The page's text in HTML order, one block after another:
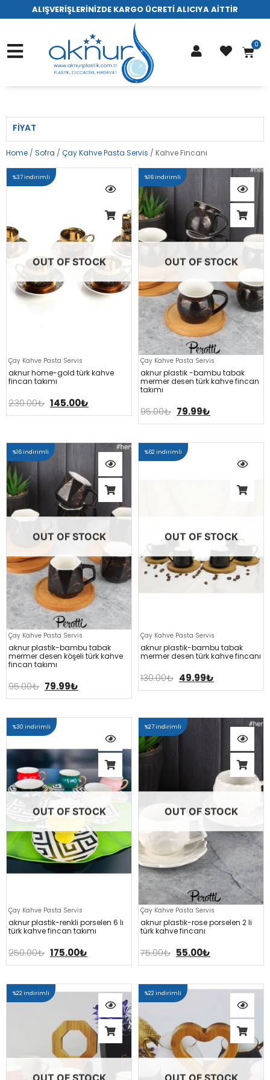
ALIŞVERİŞLERİNİZDE KARGO ÜCRETİ ALICIYA AİTTİR
FIYAT
Home / Sofra / Çay Kahve Pasta Servis / Kahve Fincanı
%37 indirimli
OUT OF STOCK
Çay Kahve Pasta Servis
aknur home-gold türk kahve
fi̇ncan takimi
230.00₺ 145.00₺
%16 indirimli
OUT OF STOCK
Çay Kahve Pasta Servis
aknur plasti̇k -bambu tabak
mermer desen türk kahve fi̇ncan
takimi
95.00₺ 79.99₺
%16 indirimli
OUT OF STOCK
Çay Kahve Pasta Servis
aknur plasti̇k-bambu tabak
mermer desen köşeli̇ türk kahve
fi̇ncan takimi
95.00₺ 79.99₺
%62 indirimli
OUT OF STOCK
Çay Kahve Pasta Servis
aknur plasti̇k-bambu tabak
mermer desen türk kahve fi̇ncani
130.00₺ 49.99₺
%30 indirimli
OUT OF STOCK
Çay Kahve Pasta Servis
aknur plasti̇k-renkli̇ porselen 6 li
türk kahve fi̇ncan takimi
250.00₺ 175.00₺
%27 indirimli
OUT OF STOCK
Çay Kahve Pasta Servis
aknur plasti̇k-rose porselen 2 li̇
türk kahve fi̇ncani
75.00₺ 55.00₺
%22 indirimli
OUT OF STOCK
%22 indirimli
OUT OF STOCK